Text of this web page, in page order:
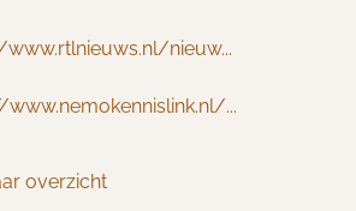
nieuw...
...
overzicht